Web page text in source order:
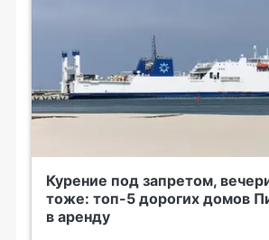
Курение под запретом,
тоже: топ-5 дорогих домов
в аренду